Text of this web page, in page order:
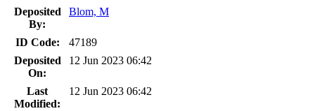
Deposited
By:
Blom, M
ID Code:
47189
Deposited
On:
12 Jun 2023 06:42
Last
Modified:
12 Jun 2023 06:42